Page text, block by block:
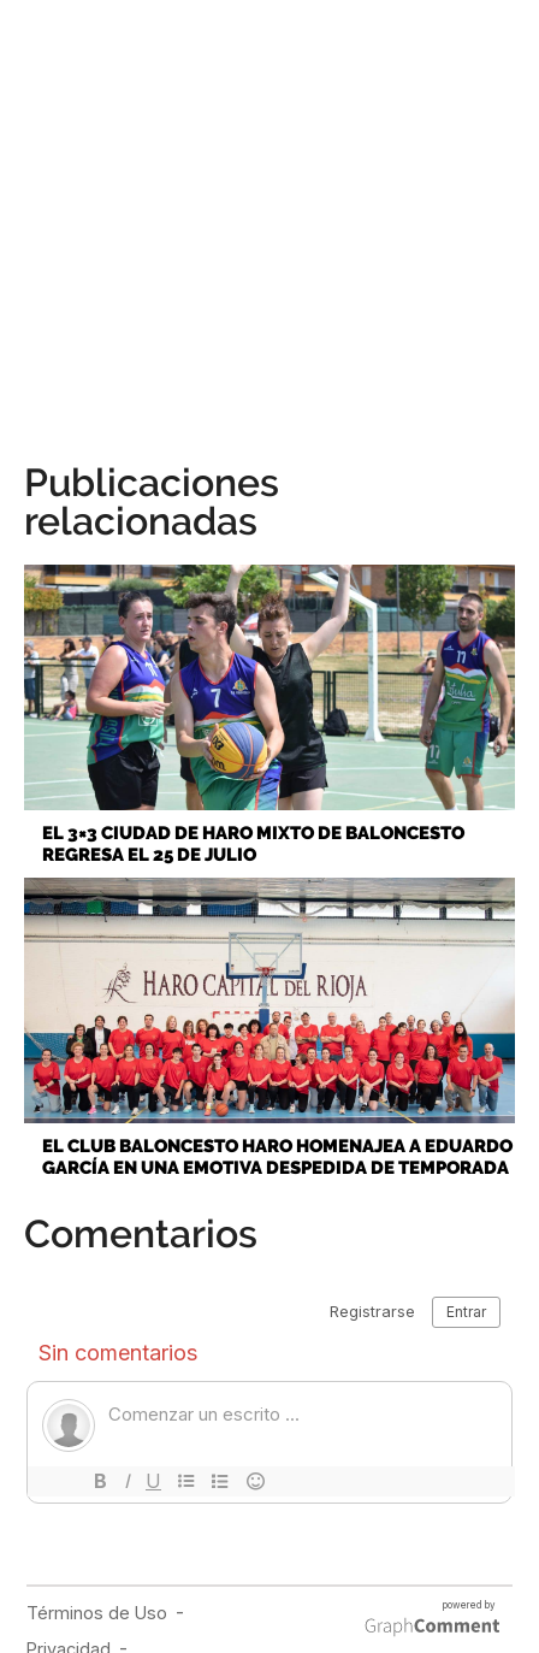
Publicaciones
relacionadas
EL 3×3 CIUDAD DE HARO MIXTO DE BALONCESTO
REGRESA EL 25 DE JULIO
EL CLUB BALONCESTO HARO HOMENAJEA A EDUARDO
GARCÍA EN UNA EMOTIVA DESPEDIDA DE TEMPORADA
Comentarios